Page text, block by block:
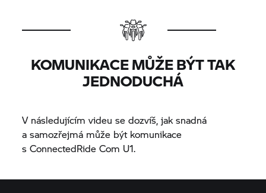
KOMUNIKACE MŮŽE BÝT TAK
JEDNODUCHÁ
V následujícím videu se dozvíš, jak snadná
a samozřejmá může být komunikace
s ConnectedRide Com U1.